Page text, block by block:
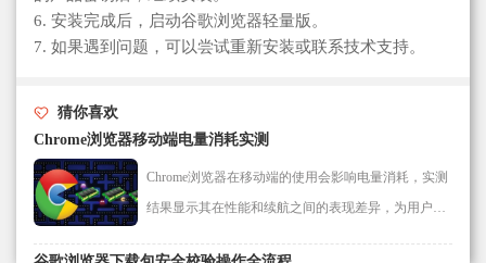
6. 安装完成后，启动谷歌浏览器轻量版。
7. 如果遇到问题，可以尝试重新安装或联系技术支持。
猜你喜欢
Chrome浏览器移动端电量消耗实测
Chrome浏览器在移动端的使用会影响电量消耗，实测
结果显示其在性能和续航之间的表现差异，为用户提